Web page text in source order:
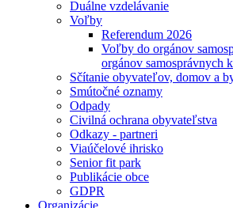
Duálne vzdelávanie
Voľby
Referendum 2026
Voľby do orgánov
orgánov samosprávnych
Sčítanie obyvateľov, domov a
Smútočné oznamy
Odpady
Civilná ochrana obyvateľstva
Odkazy - partneri
Viaúčelové ihrisko
Senior fit park
Publikácie obce
GDPR
Organizácie